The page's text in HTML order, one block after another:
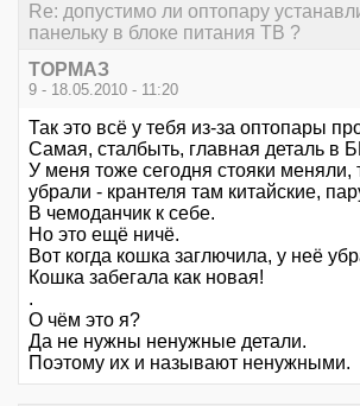
Re: допустимо ли оптопару
панельку в блоке питания ТВ ?
ТОРМАЗ
9 - 18.05.2010 - 11:20
Так это всё у тебя из-за оптопары
Самая, сталбыть, главная деталь в
У меня тоже сегодня стояки меняли,
убрали - крантеля там китайские,
В чемоданчик к себе.
Но это ещё ничё.
Вот когда кошка заглючила, у неё
Кошка забегала как новая!
.
О чём это я?
Да не нужны ненужные детали.
Поэтому их и называют ненужными.